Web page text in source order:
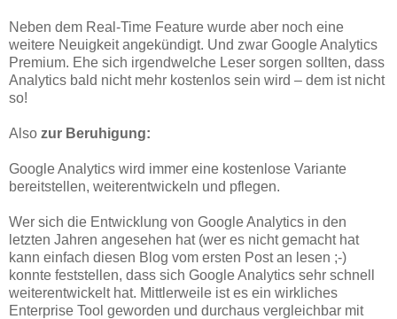
Neben dem Real-Time Feature wurde aber noch eine
weitere Neuigkeit angekündigt. Und zwar Google Analytics
Premium. Ehe sich irgendwelche Leser sorgen sollten, dass
Analytics bald nicht mehr kostenlos sein wird – dem ist nicht
so!
Also zur Beruhigung:
Google Analytics wird immer eine kostenlose Variante
bereitstellen, weiterentwickeln und pflegen.
Wer sich die Entwicklung von Google Analytics in den
letzten Jahren angesehen hat (wer es nicht gemacht hat
kann einfach diesen Blog vom ersten Post an lesen ;-)
konnte feststellen, dass sich Google Analytics sehr schnell
weiterentwickelt hat. Mittlerweile ist es ein wirkliches
Enterprise Tool geworden und durchaus vergleichbar mit